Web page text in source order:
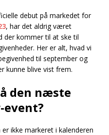
debut på markedet for
, har det aldrig været
der kommer til at ske til
Her er alt, hvad vi
til september og
kunne blive vist frem.
den næste
event?
ikke markeret i kalenderen